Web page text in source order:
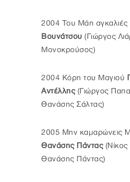
2004 Του Μάη αγκαλιές
Βουνάτσου (Γιώργος
Μονοκρούσος)
2004 Κόρη του Μαγιού
Αντέλλης(Γιώργος
Θανάσης Σάλτας)
2005 Μην καμαρώνεις
Θανάσης Πάντας (Νίκος
Θανάσης Πάντας)